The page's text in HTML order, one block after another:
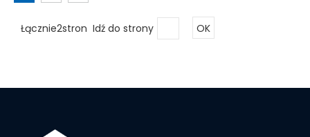
Łącznie2stron Idź do strony OK